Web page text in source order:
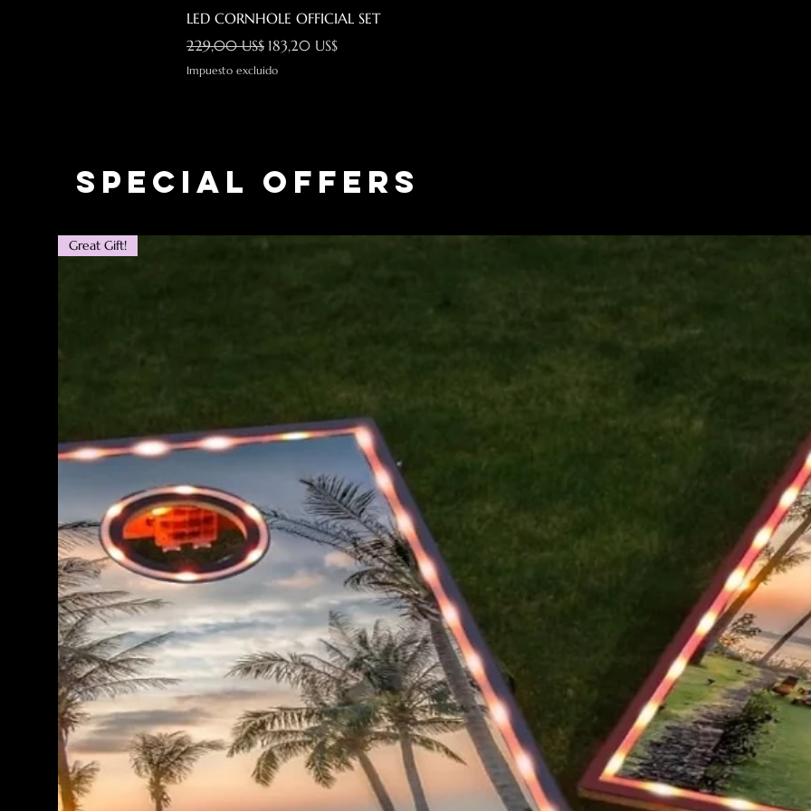
LED CORNHOLE OFFICIAL SET
Precio
229,00 US$ Precio de oferta
183,20 US$
Impuesto excluido
Special Offers
Great Gift!